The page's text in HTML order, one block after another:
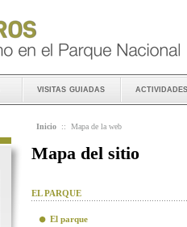
visitas guiadas actividades
Inicio :: Mapa de la web
Mapa del sitio
EL PARQUE
El parque